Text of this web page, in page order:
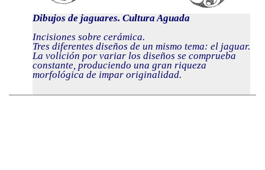
Dibujos de jaguares. Cultura Aguada
Incisiones sobre cerámica.
Tres diferentes diseños de un mismo tema: el jaguar.
La volición por variar los diseños se comprueba
constante, produciendo una gran riqueza
morfológica de impar originalidad.